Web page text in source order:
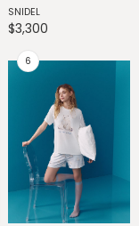
SNIDEL
$3,300